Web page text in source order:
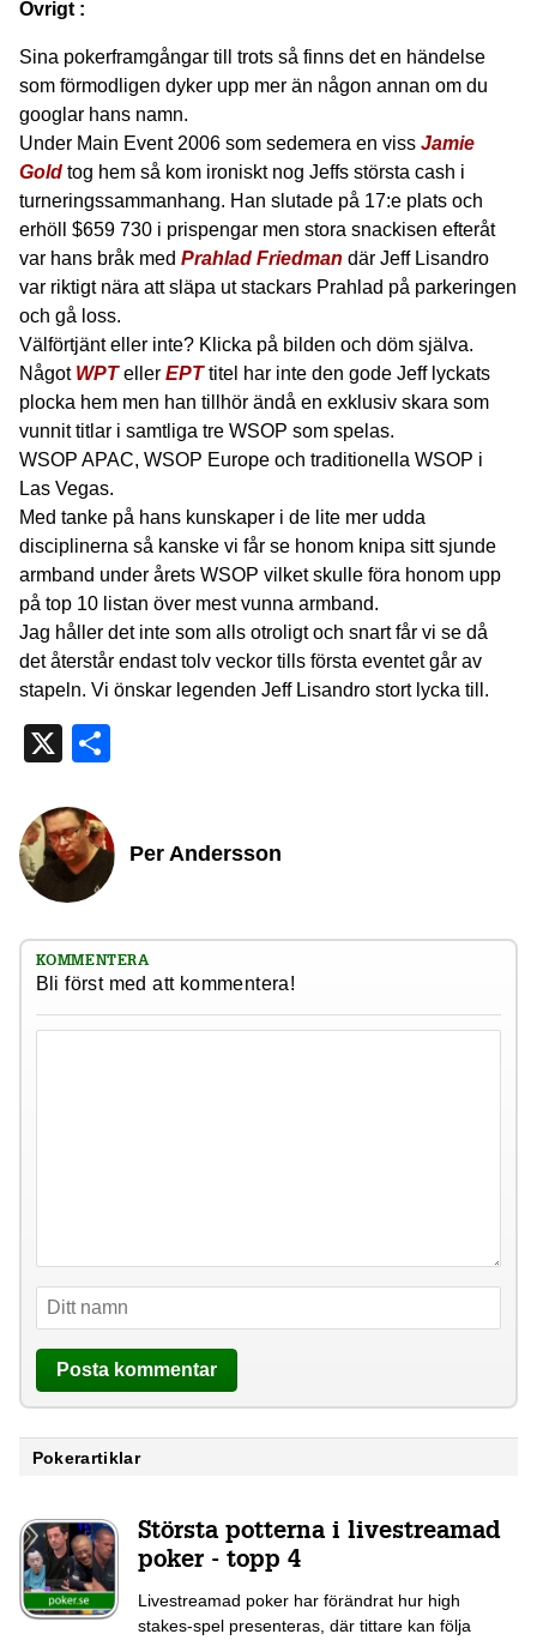
Övrigt :
Sina pokerframgångar till trots så finns det en händelse
som förmodligen dyker upp mer än någon annan om du
googlar hans namn.
Under Main Event 2006 som sedemera en viss Jamie
Gold tog hem så kom ironiskt nog Jeffs största cash i
turneringssammanhang. Han slutade på 17:e plats och
erhöll $659 730 i prispengar men stora snackisen efteråt
var hans bråk med Prahlad Friedman där Jeff Lisandro
var riktigt nära att släpa ut stackars Prahlad på parkeringen
och gå loss.
Välförtjänt eller inte? Klicka på bilden och döm själva.
Något WPTeller EPTtitel har inte den gode Jeff lyckats
plocka hem men han tillhör ändå en exklusiv skara som
vunnit titlar i samtliga tre WSOP som spelas.
WSOP APAC, WSOP Europe och traditionella WSOP i
Las Vegas.
Med tanke på hans kunskaper i de lite mer udda
disciplinerna så kanske vi får se honom knipa sitt sjunde
armband under årets WSOP vilket skulle föra honom upp
på top 10 listan över mest vunna armband.
Jag håller det inte som alls otroligt och snart får vi se då
det återstår endast tolv veckor tills första eventet går av
stapeln. Vi önskar legenden Jeff Lisandro stort lycka till.
X
Per Andersson
KOMMENTERA
Bli först med att kommentera!
Pokerartiklar
Största potterna i livestreamad
poker - topp 4
Livestreamad poker har förändrat hur high
stakes-spel presenteras, där tittare kan följa